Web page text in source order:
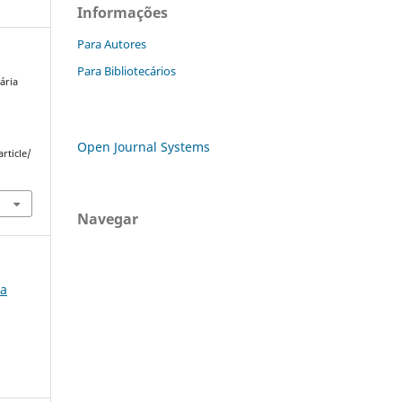
Informações
Para Autores
Para Bibliotecários
Open Journal Systems
Navegar